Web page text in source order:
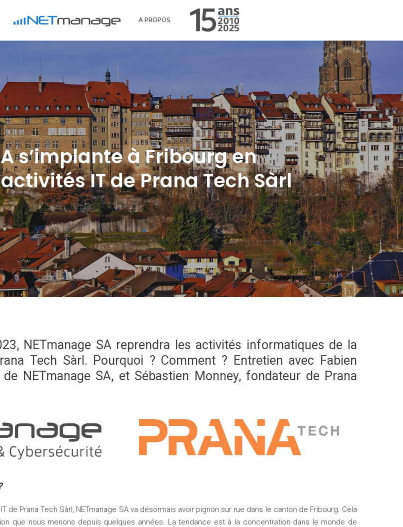
CYBERSÉCURITÉ
CYBERSÉCURITÉ
SENSIBILISATION AU PHISHING
AUDIT SÉCURITÉ
LOGICIEL OTP
ASTUCES
LABEL CYBER SAFE
TÉLÉPHONIE
SWISSCOM
3CX
SWYX
DOCUMENTS
FORMATIONS
FORMATIONS
FORMATIONS EN ENTREPRISE
DOMAINE MÉDICAL
NETMEDIC
A PROPOS
s’implante à Fribourg en
IT de Prana Tech Sàrl
NETmanage SA reprendra les activités informatiques de la
Tech Sàrl. Pourquoi ? Comment ? Entretien avec Fabien
NETmanage SA, et Sébastien Monney, fondateur de Prana
de Prana Tech Sàrl, NETmanage SA va désormais avoir pignon sur rue dans le canton de Fribourg. Cela
que nous menons depuis quelques années. La tendance est à la concentration dans le monde de